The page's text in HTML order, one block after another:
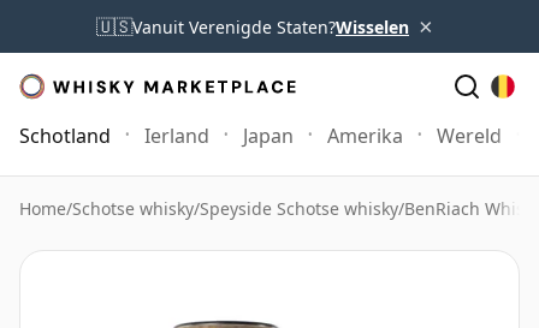
🇺🇸Vanuit Verenigde Staten?Wisselen ×
Schotland Ierland Japan Amerika Wereld
Home/Schotse whisky/Speyside Schotse whisky/BenRiach